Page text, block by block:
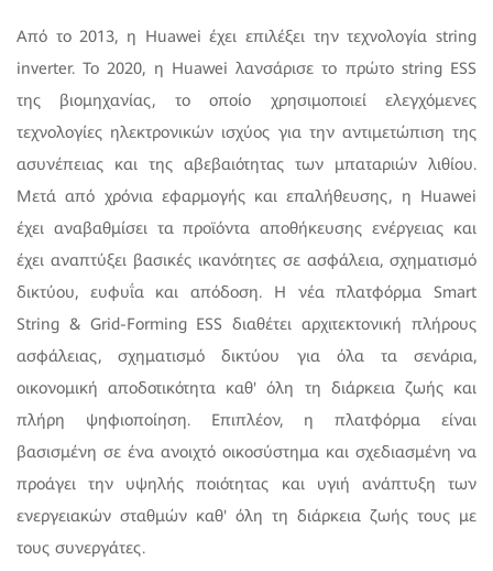
Από το 2013, η Huawei έχει επιλέξει την τεχνολογία string
inverter. Το 2020, η Huawei λανσάρισε το πρώτο string ESS
της βιομηχανίας, το οποίο χρησιμοποιεί ελεγχόμενες
τεχνολογίες ηλεκτρονικών ισχύος για την αντιμετώπιση της
ασυνέπειας και της αβεβαιότητας των μπαταριών λιθίου.
Μετά από χρόνια εφαρμογής και επαλήθευσης, η Huawei
έχει αναβαθμίσει τα προϊόντα αποθήκευσης ενέργειας και
έχει αναπτύξει βασικές ικανότητες σε ασφάλεια, σχηματισμό
δικτύου, ευφυΐα και απόδοση. Η νέα πλατφόρμα Smart
String & Grid-Forming ESS διαθέτει αρχιτεκτονική πλήρους
ασφάλειας, σχηματισμό δικτύου για όλα τα σενάρια,
οικονομική αποδοτικότητα καθ' όλη τη διάρκεια ζωής και
πλήρη ψηφιοποίηση. Επιπλέον, η πλατφόρμα είναι
βασισμένη σε ένα ανοιχτό οικοσύστημα και σχεδιασμένη να
προάγει την υψηλής ποιότητας και υγιή ανάπτυξη των
ενεργειακών σταθμών καθ' όλη τη διάρκεια ζωής τους με
τους συνεργάτες.